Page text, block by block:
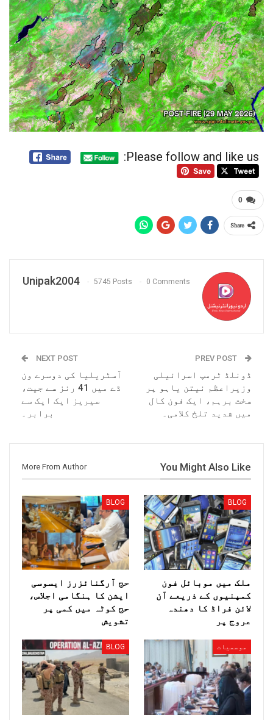
Please follow and like us:
0
Share
Unipak2004 5745 Posts 0 Comments
ڈونلڈ ٹرمپ اسرائیلی
وزیراعظم نیتن یاہو پر
سخت برہم، ایک فون کال
میں شدید تلخ کلامی۔
NEXT POST
آسٹریلیا کی دوسرے ون
ڈے میں 41 رنز سے جیت،
سیریز ایک ایک سے
برابر۔
You Might Also Like
More From Author
BLOG
ملک میں موبائل فون
کمپنیوں کے ذریعے آن
لائن فراڈ کا دھندہ
عروج پر
BLOG
حج آرگنائزرز ایسوسی
ایشن کا ہنگامی اجلاس،
حج کوٹہ میں کمی پر
تشویش
موسمیات BLOG